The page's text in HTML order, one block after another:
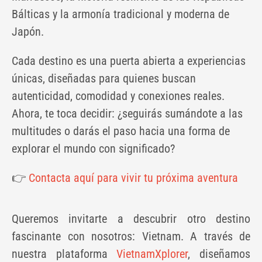
Bálticas y la armonía tradicional y moderna de
Japón.
Cada destino es una puerta abierta a experiencias
únicas, diseñadas para quienes buscan
autenticidad, comodidad y conexiones reales.
Ahora, te toca decidir: ¿seguirás sumándote a las
multitudes o darás el paso hacia una forma de
explorar el mundo con significado?
👉 Contacta aquí para vivir tu próxima aventura
Queremos invitarte a descubrir otro destino
fascinante con nosotros: Vietnam. A través de
nuestra plataformaVietnamXplorer, diseñamos